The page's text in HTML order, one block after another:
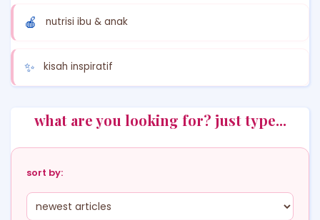
🍎 nutrisi ibu & anak
✨ kisah inspiratif
what are you looking for? just type...
sort by: